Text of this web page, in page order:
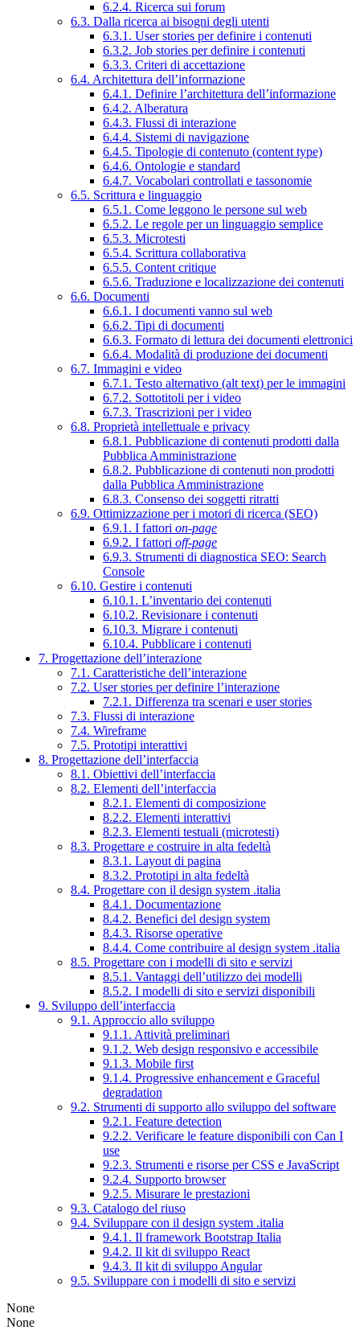
6.2.4. Ricerca sui forum
6.3. Dalla ricerca ai bisogni degli utenti
6.3.1. User stories per definire i contenuti
6.3.2. Job stories per definire i contenuti
6.3.3. Criteri di accettazione
6.4. Architettura dell’informazione
6.4.1. Definire l’architettura dell’informazione
6.4.2. Alberatura
6.4.3. Flussi di interazione
6.4.4. Sistemi di navigazione
6.4.5. Tipologie di contenuto (content type)
6.4.6. Ontologie e standard
6.4.7. Vocabolari controllati e tassonomie
6.5. Scrittura e linguaggio
6.5.1. Come leggono le persone sul web
6.5.2. Le regole per un linguaggio semplice
6.5.3. Microtesti
6.5.4. Scrittura collaborativa
6.5.5. Content critique
6.5.6. Traduzione e localizzazione dei contenuti
6.6. Documenti
6.6.1. I documenti vanno sul web
6.6.2. Tipi di documenti
6.6.3. Formato di lettura dei documenti elettronici
6.6.4. Modalità di produzione dei documenti
6.7. Immagini e video
6.7.1. Testo alternativo (alt text) per le immagini
6.7.2. Sottotitoli per i video
6.7.3. Trascrizioni per i video
6.8. Proprietà intellettuale e privacy
6.8.1. Pubblicazione di contenuti prodotti dalla
Pubblica Amministrazione
6.8.2. Pubblicazione di contenuti non prodotti
dalla Pubblica Amministrazione
6.8.3. Consenso dei soggetti ritratti
6.9. Ottimizzazione per i motori di ricerca (SEO)
6.9.1. I fattori on-page
6.9.2. I fattori off-page
6.9.3. Strumenti di diagnostica SEO: Search
Console
6.10. Gestire i contenuti
6.10.1. L’inventario dei contenuti
6.10.2. Revisionare i contenuti
6.10.3. Migrare i contenuti
6.10.4. Pubblicare i contenuti
7. Progettazione dell’interazione
7.1. Caratteristiche dell’interazione
7.2. User stories per definire l’interazione
7.2.1. Differenza tra scenari e user stories
7.3. Flussi di interazione
7.4. Wireframe
7.5. Prototipi interattivi
8. Progettazione dell’interfaccia
8.1. Obiettivi dell’interfaccia
8.2. Elementi dell’interfaccia
8.2.1. Elementi di composizione
8.2.2. Elementi interattivi
8.2.3. Elementi testuali (microtesti)
8.3. Progettare e costruire in alta fedeltà
8.3.1. Layout di pagina
8.3.2. Prototipi in alta fedeltà
8.4. Progettare con il design system .italia
8.4.1. Documentazione
8.4.2. Benefici del design system
8.4.3. Risorse operative
8.4.4. Come contribuire al design system .italia
8.5. Progettare con i modelli di sito e servizi
8.5.1. Vantaggi dell’utilizzo dei modelli
8.5.2. I modelli di sito e servizi disponibili
9. Sviluppo dell’interfaccia
9.1. Approccio allo sviluppo
9.1.1. Attività preliminari
9.1.2. Web design responsivo e accessibile
9.1.3. Mobile first
9.1.4. Progressive enhancement e Graceful
degradation
9.2. Strumenti di supporto allo sviluppo del software
9.2.1. Feature detection
9.2.2. Verificare le feature disponibili con Can I
use
9.2.3. Strumenti e risorse per CSS e JavaScript
9.2.4. Supporto browser
9.2.5. Misurare le prestazioni
9.3. Catalogo del riuso
9.4. Sviluppare con il design system .italia
9.4.1. Il framework Bootstrap Italia
9.4.2. Il kit di sviluppo React
9.4.3. Il kit di sviluppo Angular
9.5. Sviluppare con i modelli di sito e servizi
None
None